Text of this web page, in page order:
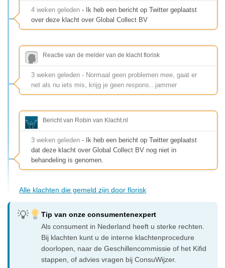
4 weken geleden - Ik heb een bericht op Twitter geplaatst
over deze klacht over Global Collect BV
Reactie van de melder van de klacht florisk
3 weken geleden - Normaal geen problemen mee, gaat er
net als nu iets mis, krijg je geen respons...jammer
Bericht van Robin van Klacht.nl
3 weken geleden - Ik heb een bericht op Twitter geplaatst
dat deze klacht over Global Collect BV nog niet in
behandeling is genomen.
Alle klachten die gemeld zijn door florisk
Tip van onze consumentenexpert
Als consument in Nederland heeft u sterke rechten.
Bij klachten kunt u de interne klachtenprocedure
doorlopen, naar de Geschillencommissie of het Kifid
stappen, of advies vragen bij ConsuWijzer.